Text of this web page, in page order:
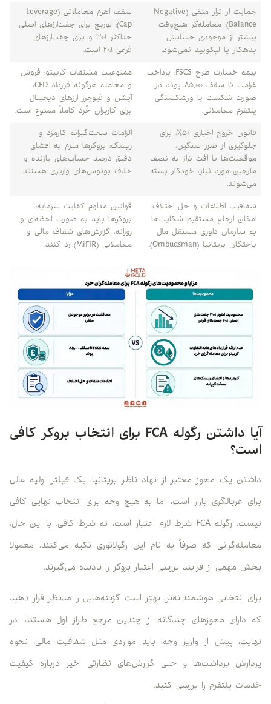
حمایت از تراز منفی (Negative
Balance): معامله‌گر هیچ‌وقت
بیشتر از موجودی حسابش
بدهکار یا لیکویید نمی‌شود.
سقف اهرم معاملاتی (Leverage
Cap): لوریج برای جفت‌ارزهای اصلی
حداکثر ۳۰:۱ و برای جفت‌ارزهای
فرعی ۲۰:۱ است.
بیمه خسارت طرح FSCS: پرداخت
غرامت تا سقف ۸۵,۰۰۰ پوند در
صورت شکست یا ورشکستگی
پلتفرم معاملاتی.
ممنوعیت مشتقات کریپتو: فروش
و معامله هرگونه قرارداد CFD،
آپشن و فیوچرز ارزهای دیجیتال
برای کاربران خُرد کاملاً ممنوع است.
قانون خروج اجباری ۵۰٪: برای
جلوگیری از ضرر سنگین،
موقعیت‌ها با افت تراز به نصف
مارجین مورد نیاز، خودکار بسته
می‌شوند.
الزامات سخت‌گیرانه کارمزد و
ریسک: بروکرها ملزم به افشای
دقیق درصد حساب‌های بازنده و
حذف بونوس‌های واریزی هستند.
شفافیت اطلاعات و حل اختلاف:
امکان ارجاع مستقیم شکایت‌ها
به سازمان داوری مستقل مال
باختگان بریتانیا (Ombudsman).
قوانین مداوم کفایت سرمایه:
بروکرها باید به صورت لحظه‌ای و
روزانه، گزارش‌های شفاف مالی و
معاملاتی (MiFIR) رد کنند.
آیا داشتن رگوله FCA برای انتخاب بروکر کافی
است؟
داشتن یک مجوز معتبر از نهاد ناظر بریتانیا، یک فیلتر اولیه عالی
برای غربالگری بازار است، اما به هیچ وجه برای انتخاب نهایی کافی
نیست. رگوله FCA شرط لازم اعتبار است، نه شرط کافی. با این حال،
معامله‌گرانی که صرفاً به نام این رگولاتوری تکیه می‌کنند، معمولا
بخش مهمی از فرآیند بررسی اعتبار بروکر را نادیده می‌گیرند.
برای انتخابی هوشمندانه‌تر، بهتر است گزینه‌هایی را مدنظر قرار دهید
که دارای مجوزهای چندگانه از چندین مرجع طراز اول هستند. در
نهایت، پیش از واریز وجه، باید مواردی مثل شفافیت مالی، نحوه
پردازش برداشت‌ها و حتی گزارش‌های نظارتی اخیر درباره کیفیت
خدمات پلتفرم را بررسی کنید.